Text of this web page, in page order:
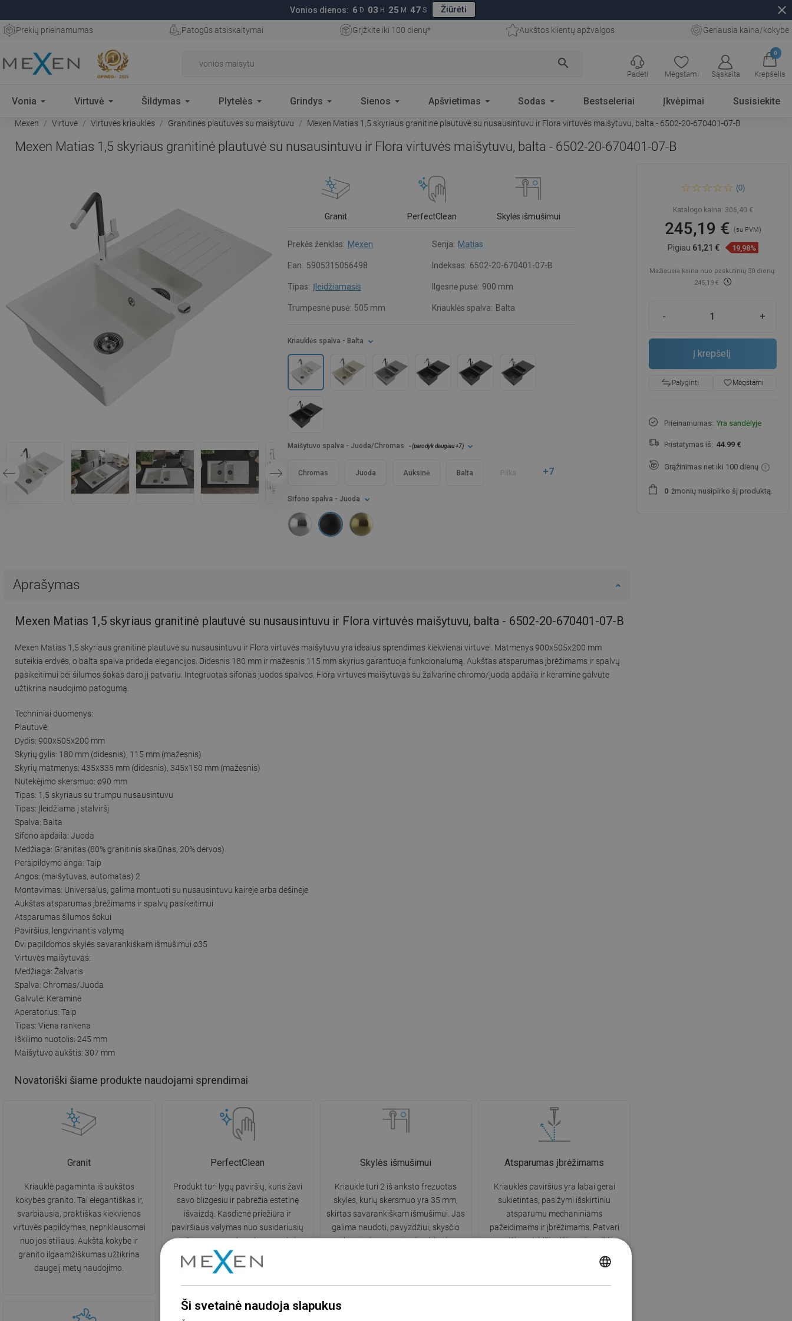
Vonios dienos: 6 D 03 H 25 M 46 S Žiūrėti close
Prekių prieinamumas Patogūs atsiskaitymai Grįžkite iki 100 dienų* Aukštos klientų apžvalgos Geriausia kaina/kokybė
search
Mėgstami Sąskaita
0
Krepšelis
Padėti
Vonia Virtuvė Šildymas Plytelės Grindys Sienos Apšvietimas Sodas Bestseleriai Įkvėpimai Susisiekite
Mexen Virtuvė Virtuvės kriauklės Granitinės plautuvės su maišytuvu Mexen Matias 1,5 skyriaus granitinė plautuvė su nusausintuvu ir Flora virtuvės maišytuvu, balta - 6502-20-670401-07-B
Mexen Matias 1,5 skyriaus granitinė plautuvė su nusausintuvu ir Flora virtuvės maišytuvu, balta - 6502-20-670401-07-B
Granit PerfectClean Skylės išmušimui
Prekės ženklas: Mexen Serija: Matias
Ean: 5905315056498 Indeksas: 6502-20-670401-07-B
Tipas: Įleidžiamasis Ilgesnė pusė: 900 mm
Trumpesnė pusė: 505 mm Kriauklės spalva: Balta
Sifono spalva - Juoda
Kriauklės spalva - Balta
Maišytuvo spalva - Juoda/Chromas - (parodyk daugiau+7)
Balta
Juoda Pilka
Chromas Auksinė +7
Aprašymas
Mexen Matias 1,5 skyriaus granitinė plautuvė su nusausintuvu ir Flora virtuvės maišytuvu, balta - 6502-20-670401-07-B
Mexen Matias 1,5 skyriaus granitinė plautuvė su nusausintuvu ir Flora virtuvės maišytuvu yra idealus sprendimas kiekvienai virtuvei. Matmenys 900x505x200 mm
suteikia erdvės, o balta spalva prideda elegancijos. Didesnis 180 mm ir mažesnis 115 mm skyrius garantuoja funkcionalumą. Aukštas atsparumas įbrėžimams ir spalvų
pasikeitimui bei šilumos šokas daro jį patvariu. Integruotas sifonas juodos spalvos. Flora virtuvės maišytuvas su žalvarine chromo/juoda apdaila ir keramine galvute
užtikrina naudojimo patogumą.
Techniniai duomenys:
Plautuvė:
Dydis: 900x505x200 mm
Skyrių gylis: 180 mm (didesnis), 115 mm (mažesnis)
Skyrių matmenys: 435x335 mm (didesnis), 345x150 mm (mažesnis)
Nutekėjimo skersmuo: ø90 mm
Tipas: 1,5 skyriaus su trumpu nusausintuvu
Tipas: Įleidžiama į stalviršį
Spalva: Balta
Sifono apdaila: Juoda
Medžiaga: Granitas (80% granitinis skalūnas, 20% dervos)
Persipildymo anga: Taip
Angos: (maišytuvas, automatas) 2
Montavimas: Universalus, galima montuoti su nusausintuvu kairėje arba dešinėje
Aukštas atsparumas įbrėžimams ir spalvų pasikeitimui
Atsparumas šilumos šokui
Paviršius, lengvinantis valymą
Dvi papildomos skylės savarankiškam išmušimui ø35
Virtuvės maišytuvas:
Medžiaga: Žalvaris
Spalva: Chromas/Juoda
Galvutė: Keraminė
Aperatorius: Taip
Tipas: Viena rankena
Iškilimo nuotolis: 245 mm
Maišytuvo aukštis: 307 mm
Novatoriški šiame produkte naudojami sprendimai
Granit
Kriauklė pagaminta iš aukštos
kokybės granito. Tai elegantiškas ir,
svarbiausia, praktiškas kiekvienos
virtuvės papildymas, nepriklausomai
nuo jos stiliaus. Aukšta kokybė ir
granito ilgaamžiškumas užtikrina
daugelį metų naudojimo.
PerfectClean
Produkt turi lygų paviršių, kuris žavi
savo blizgesiu ir pabrėžia estetinę
išvaizdą. Kasdienė priežiūra ir
paviršiaus valymas nuo susidariusių
nešvarumų yra daug lengvesnis ir
nereikalauja stiprių valiklių naudojimo.
Skylės išmušimui
Kriauklė turi 2 iš anksto frezuotas
skyles, kurių skersmuo yra 35 mm,
skirtas savarankiškam išmušimui. Jas
galima naudoti, pavyzdžiui, skysčio
dozatoriaus montavimui, kuris
Atsparumas įbrėžimams
Kriauklės paviršius yra labai gerai
sukietintas, pasižymi išskirtiniu
atsparumu mechaniniams
pažeidimams ir įbrėžimams. Patvari
medžiaga leidžia džiaugtis puikia
kriauklės išvaizda daugelį naudojimo
granitinė plautuvė su
maišytuvu, balta - 6502-20-
670401-07-B
(0)
Katalogo kaina: 306,40 €
245,19 € (su PVM)
Pigiau 61,21 € 19,98%
Mažiausia kaina nuo paskutinių 30 dienų:
245,19 €
- +
Į krepšelį
Palyginti favorite_borderMėgstami
Prieinamumas: Yra sandėlyje
Pristatymas iš: 44.99 €
Grąžinimas net iki 100 dienų
0 žmonių nusipirko šį produktą.
Ši svetainė naudoja slapukus